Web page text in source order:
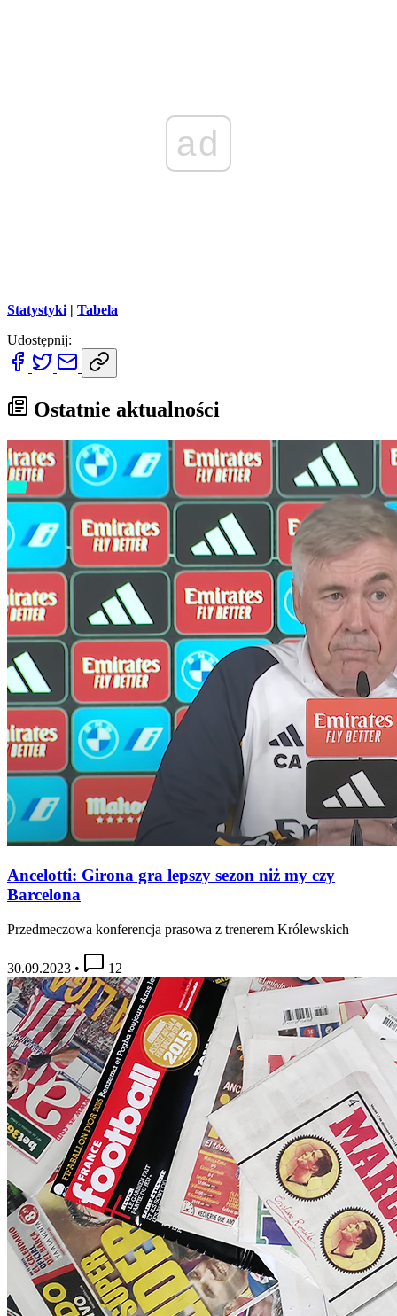
ad
Statystyki | Tabela
Udostępnij:
Ostatnie aktualności
Ancelotti: Girona gra lepszy sezon niż my czy
Barcelona
Przedmeczowa konferencja prasowa z trenerem Królewskich
30.09.2023 • 12